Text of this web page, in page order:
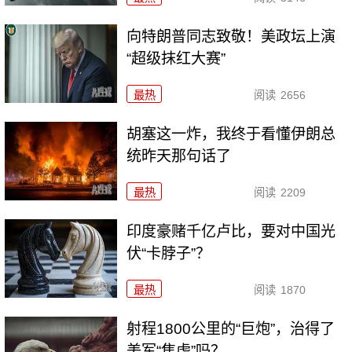
向特朗普同志致敬！美政坛上演
“超级抹红大赛”
最热 阅读 2656
胡塞这一炸，我终于看懂伊朗总
统昨天那句话了
最热 阅读 2209
印度豪赌千亿卢比，要对中国光
伏“卡脖子”？
最热 阅读 1870
射程1800公里的“巨炮”，治得了